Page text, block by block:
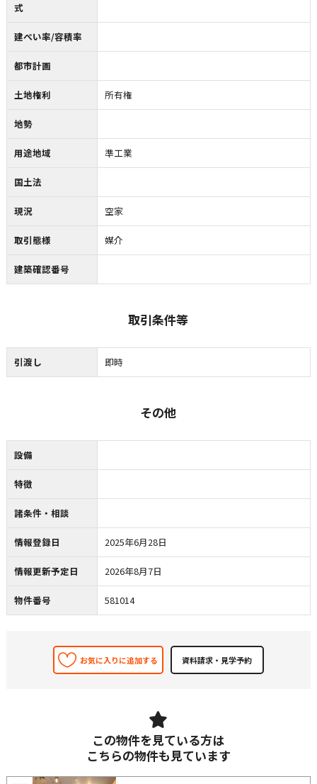
式
建ぺい率/容積率
都市計画
土地権利 所有権
地勢
用途地域 準工業
国土法
現況 空家
取引態様 媒介
建築確認番号
取引条件等
引渡し 即時
その他
設備
特徴
諸条件・相談
情報登録日 2025年6月28日
情報更新予定日 2026年8月7日
物件番号 581014
お気に入りに追加する
この物件を見ている方は
こちらの物件も見ています